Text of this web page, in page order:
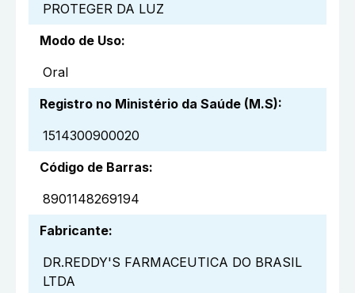
PROTEGER DA LUZ
Modo de Uso:
Oral
Registro no Ministério da Saúde (M.S):
1514300900020
Código de Barras:
8901148269194
Fabricante:
DR.REDDY'S FARMACEUTICA DO BRASIL
LTDA